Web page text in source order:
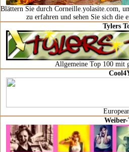
Blättern Sie durch Corneille.yolasite.com,
zu erfahren und sehen Sie sich die
Tylers
Allgemeine Top 100 mit